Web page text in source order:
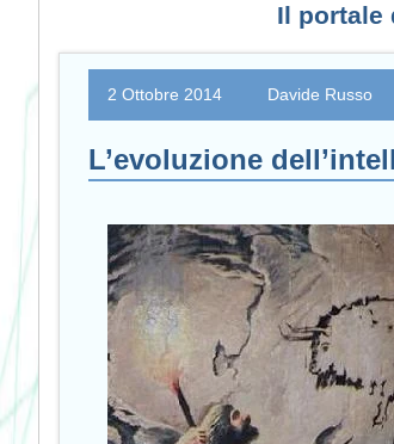
Il portale
2 Ottobre 2014 Davide Russo
L’evoluzione